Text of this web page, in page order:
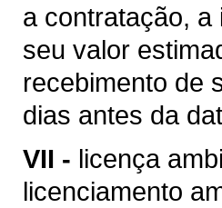
a contratação, a
seu valor
recebimento de
dias antes da
VII - licença
licenciamento